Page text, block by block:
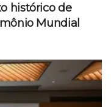
histórico de
Mundial